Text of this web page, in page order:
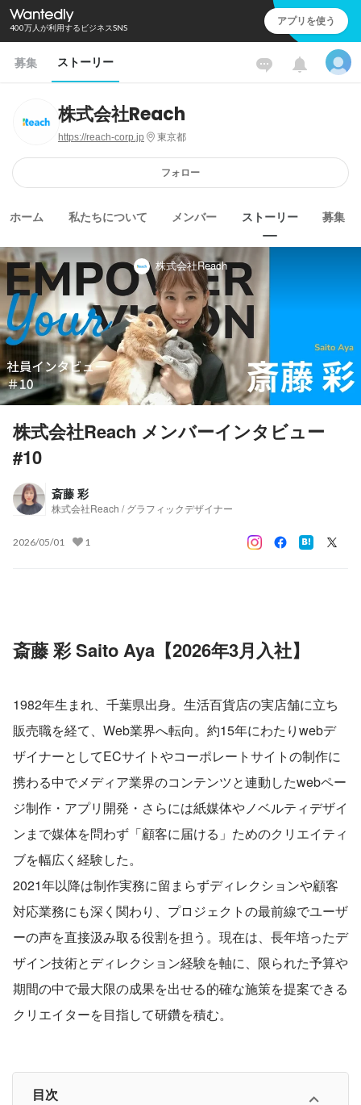
400万人が利用するビジネスSNS アプリを使う
募集 ストーリー
株式会社Reach
https://reach-corp.jp 東京都
フォロー
ホーム 私たちについて メンバー ストーリー 募集
株式会社Reach
株式会社Reach メンバーインタビュー
#10
斎藤 彩
株式会社Reach / グラフィックデザイナー
2026/05/01 1
斎藤 彩 Saito Aya【2026年3月入社】
1982年生まれ、千葉県出身。生活百貨店の実店舗に立ち
販売職を経て、Web業界へ転向。約15年にわたりwebデ
ザイナーとしてECサイトやコーポレートサイトの制作に
携わる中でメディア業界のコンテンツと連動したwebペー
ジ制作・アプリ開発・さらには紙媒体やノベルティデザイ
ンまで媒体を問わず「顧客に届ける」ためのクリエイティ
ブを幅広く経験した。
2021年以降は制作実務に留まらずディレクションや顧客
対応業務にも深く関わり、プロジェクトの最前線でユーザ
ーの声を直接汲み取る役割を担う。現在は、長年培ったデ
ザイン技術とディレクション経験を軸に、限られた予算や
期間の中で最大限の成果を出せる的確な施策を提案できる
クリエイターを目指して研鑽を積む。
目次